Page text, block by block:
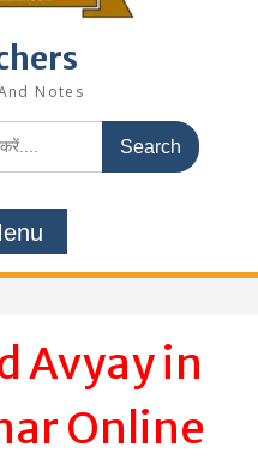
Notes
Avyay in
Online